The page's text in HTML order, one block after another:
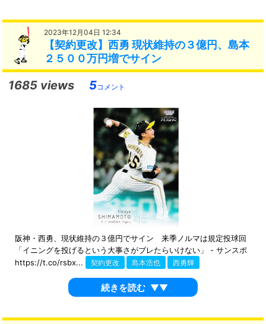
2023年12月04日 12:34
【契約更改】西勇 現状維持の３億円、島本
２５００万円増でサイン
1685 views 5コメント
阪神・西勇、現状維持の３億円でサイン 来季ノルマは規定投球回
「イニングを投げるという大事さがブレたらいけない」 - サンスポ
https://t.co/rsbx...
契約更改 島本浩也 西勇輝
続きを読む ▼▼